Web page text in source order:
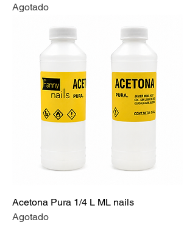
Agotado
Acetona Pura 1/4 L ML nails
Agotado